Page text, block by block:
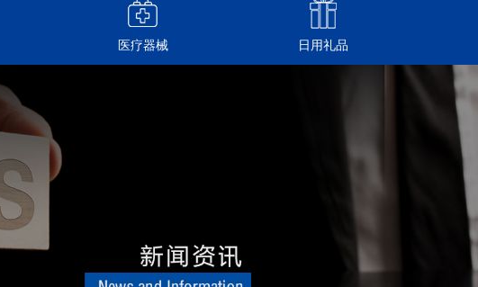
医疗器械 日用礼品